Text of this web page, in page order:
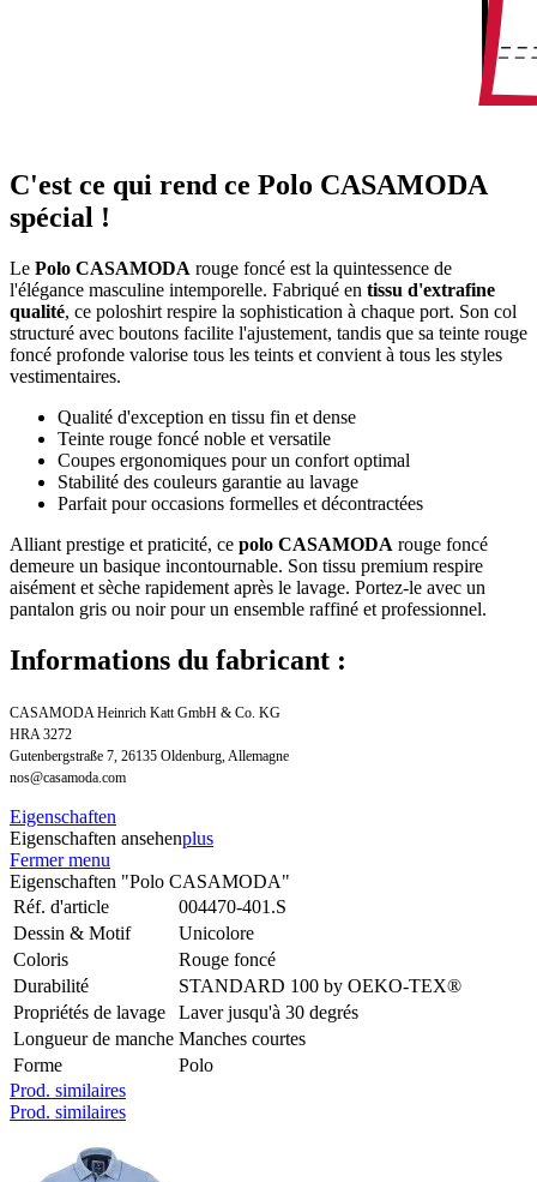
C'est ce qui rend ce Polo CASAMODA
spécial !
Le Polo CASAMODA rouge foncé est la quintessence de
l'élégance masculine intemporelle. Fabriqué en tissu d'extrafine
qualité, ce poloshirt respire la sophistication à chaque port. Son col
structuré avec boutons facilite l'ajustement, tandis que sa teinte rouge
foncé profonde valorise tous les teints et convient à tous les styles
vestimentaires.
Qualité d'exception en tissu fin et dense
Teinte rouge foncé noble et versatile
Coupes ergonomiques pour un confort optimal
Stabilité des couleurs garantie au lavage
Parfait pour occasions formelles et décontractées
Alliant prestige et praticité, ce polo CASAMODA rouge foncé
demeure un basique incontournable. Son tissu premium respire
aisément et sèche rapidement après le lavage. Portez-le avec un
pantalon gris ou noir pour un ensemble raffiné et professionnel.
Informations du fabricant :
CASAMODA Heinrich Katt GmbH & Co. KG
HRA 3272
Gutenbergstraße 7, 26135 Oldenburg, Allemagne
nos@casamoda.com
Eigenschaften
Eigenschaften ansehenplus
Fermer menu
Eigenschaften "Polo CASAMODA"
Réf. d'article
004470-401.S
Dessin & Motif
Unicolore
Coloris
Rouge foncé
Durabilité
STANDARD 100 by OEKO-TEX®
Propriétés de lavage
Laver jusqu'à 30 degrés
Longueur de manche Manches courtes
Forme
Polo
Prod. similaires
Prod. similaires